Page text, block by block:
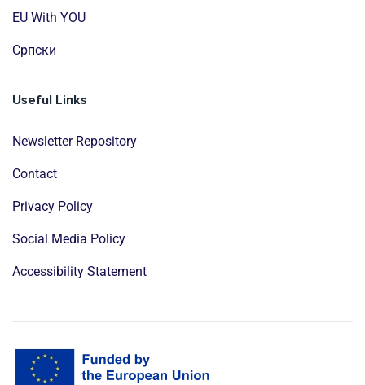
EU With YOU
Cрпски
Useful Links
Newsletter Repository
Contact
Privacy Policy
Social Media Policy
Accessibility Statement